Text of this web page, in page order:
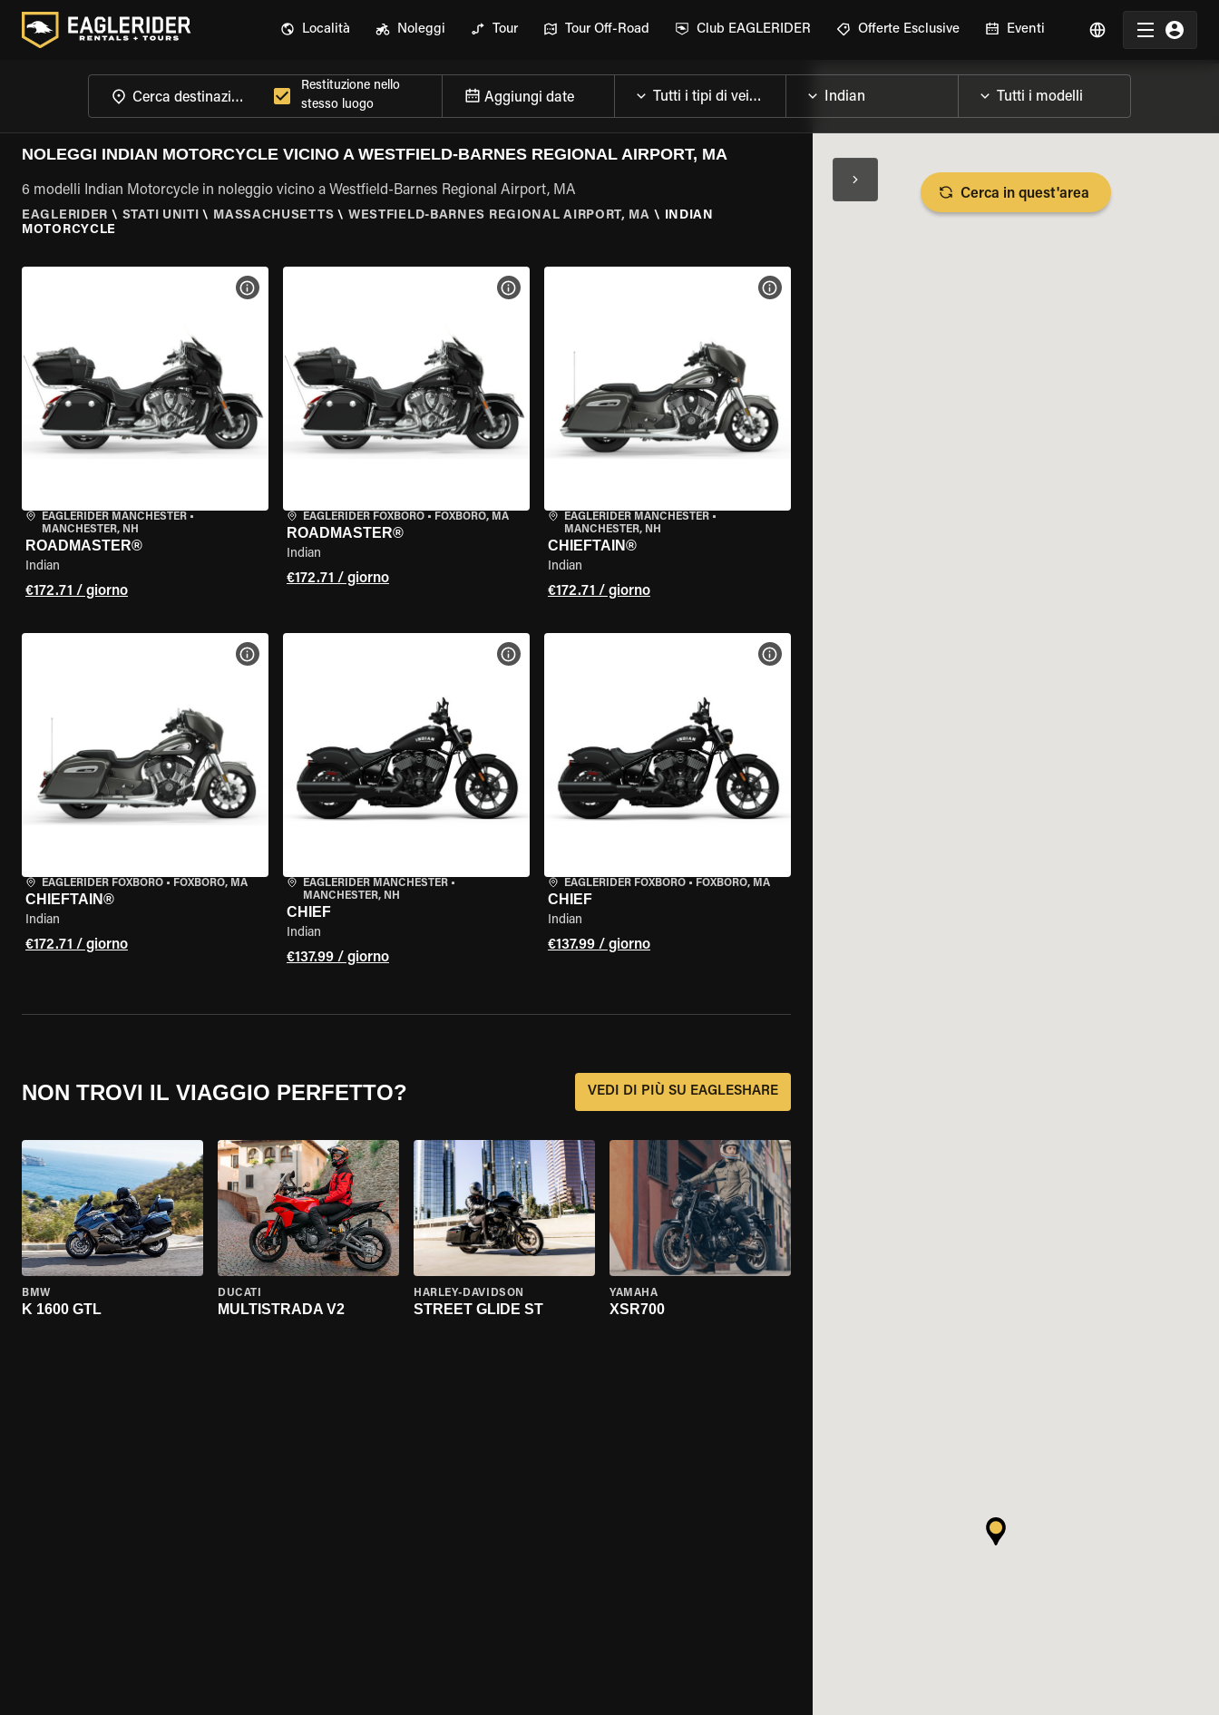
Località Noleggi Tour Tour Off-Road Club EAGLERIDER Offerte Esclusive Eventi
Restituzione nello
stesso luogo
Aggiungi date
NOLEGGI INDIAN MOTORCYCLE VICINO A WESTFIELD-BARNES REGIONAL AIRPORT, MA
6 modelli Indian Motorcycle in noleggio vicino a Westfield-Barnes Regional Airport, MA
EAGLERIDER \ STATI UNITI \ MASSACHUSETTS \ WESTFIELD-BARNES REGIONAL AIRPORT, MA \ INDIAN
MOTORCYCLE
EAGLERIDER MANCHESTER •
MANCHESTER, NH
ROADMASTER®
Indian
€172.71 / giorno
VISUALIZZA SPECIFICHE DELLA MOTO
EAGLERIDER FOXBORO• FOXBORO, MA
ROADMASTER®
Indian
€172.71 / giorno
VISUALIZZA SPECIFICHE DELLA MOTO
EAGLERIDER MANCHESTER•
MANCHESTER, NH
CHIEFTAIN®
Indian
€172.71 / giorno
VISUALIZZA SPECIFICHE DELLA MOTO
EAGLERIDER FOXBORO • FOXBORO, MA
CHIEFTAIN®
Indian
€172.71 / giorno
VISUALIZZA SPECIFICHE DELLA MOTO
EAGLERIDER MANCHESTER•
MANCHESTER, NH
CHIEF
Indian
€137.99 / giorno
VISUALIZZA SPECIFICHE DELLA MOTO
EAGLERIDER FOXBORO• FOXBORO, MA
CHIEF
Indian
€137.99 / giorno
VISUALIZZA SPECIFICHE DELLA MOTO
NON TROVI IL VIAGGIO PERFETTO? VEDI DI PIÙ SU EAGLESHARE
BMW
K 1600 GTL
DUCATI
MULTISTRADA V2
HARLEY-DAVIDSON
STREET GLIDE ST
YAMAHA
XSR700
Cerca in quest'area